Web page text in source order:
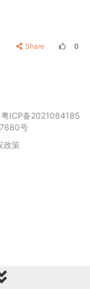
Share 0
粤ICP备2021084185
号
政策